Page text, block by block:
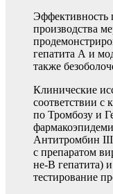
Эффективность
производства
гепатита А и
также
Клинические
соответствии
по Тромбозу и
Антитромбин III
с препаратом
не-В гепатита)
тестирование